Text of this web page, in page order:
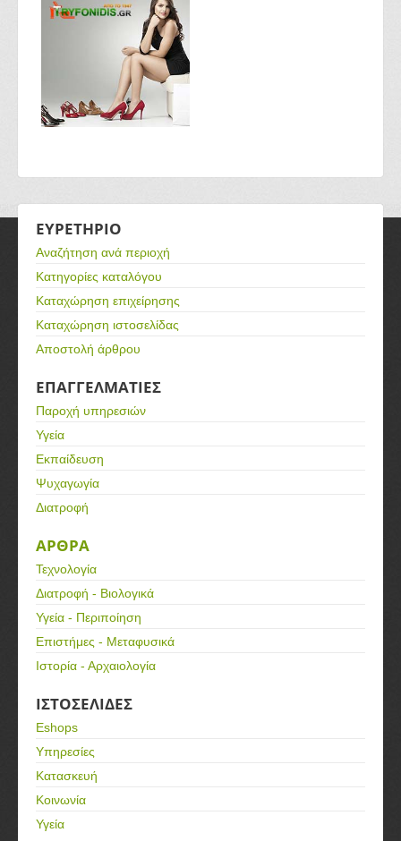
ΕΥΡΕΤΗΡΙΟ
Αναζήτηση ανά περιοχή
Κατηγορίες καταλόγου
Καταχώρηση επιχείρησης
Καταχώρηση ιστοσελίδας
Αποστολή άρθρου
ΕΠΑΓΓΕΛΜΑΤΙΕΣ
Παροχή υπηρεσιών
Υγεία
Εκπαίδευση
Ψυχαγωγία
Διατροφή
ΑΡΘΡΑ
Τεχνολογία
Διατροφή - Βιολογικά
Υγεία - Περιποίηση
Επιστήμες - Μεταφυσικά
Ιστορία - Αρχαιολογία
ΙΣΤΟΣΕΛΙΔΕΣ
Eshops
Υπηρεσίες
Κατασκευή
Κοινωνία
Υγεία